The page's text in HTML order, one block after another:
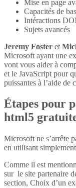
Mise en page
Capacités de
Intéractions
Sujets avancés
Jeremy Foster et
Microsoft ayant une
vont vous aider à
et le JavaScript pour
puissantes à l’aide de
Étapes pour
html5
Microsoft ne s’arrête
en utilisant
Comme il est
sur le site partenaire
section, Choix d’un